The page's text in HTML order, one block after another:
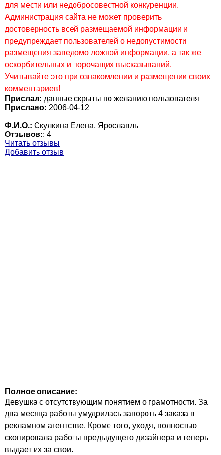
для мести или недобросовестной конкуренции.
Администрация сайта не может проверить
достоверность всей размещаемой информации и
предупреждает пользователей о недопустимости
размещения заведомо ложной информации, а так же
оскорбительных и порочащих высказываний.
Учитывайте это при ознакомлении и размещении своих
комментариев!
Прислал: данные скрыты по желанию пользователя
Прислано: 2006-04-12
Ф.И.О.: Скулкина Елена, Ярославль
Отзывов:: 4
Читать отзывы
Добавить отзыв
Полное описание:
Девушка с отсутствующим понятием о грамотности. За
два месяца работы умудрилась запороть 4 заказа в
рекламном агентстве. Кроме того, уходя, полностью
скопировала работы предыдущего дизайнера и теперь
выдает их за свои.